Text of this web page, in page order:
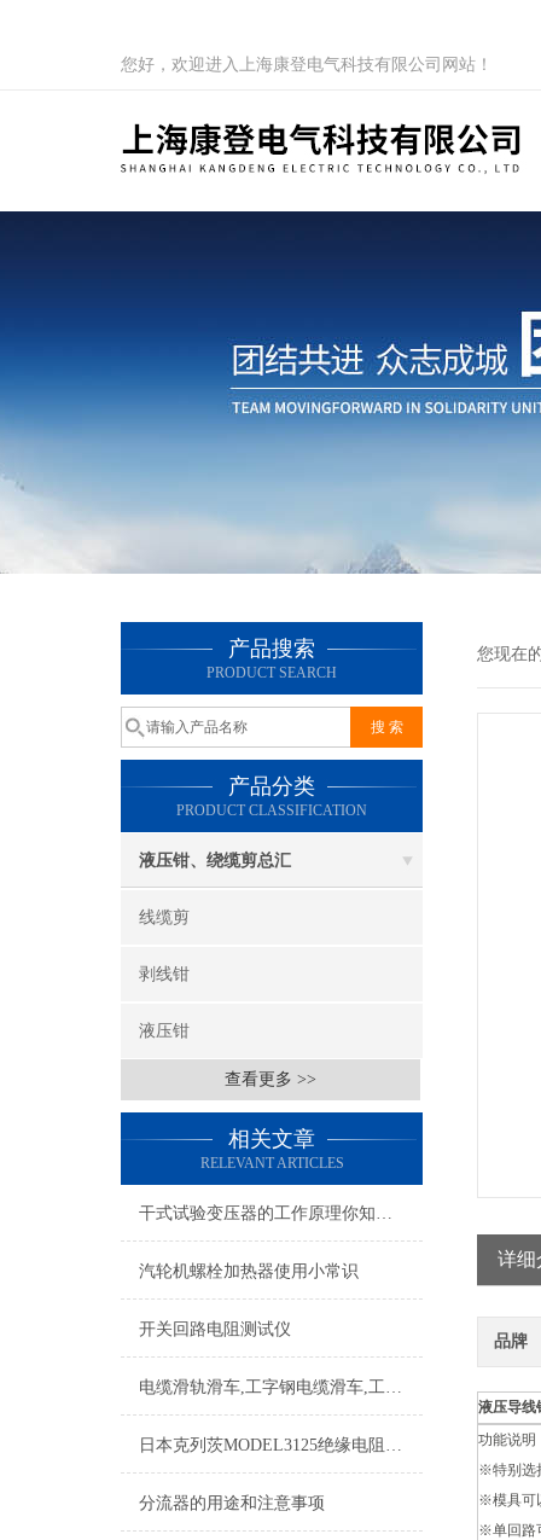
您好，欢迎进入上海康登电气科技有限公司网站！
产品搜索
PRODUCT SEARCH
产品分类
PRODUCT CLASSIFICATION
液压钳、绕缆剪总汇
线缆剪
剥线钳
液压钳
查看更多 >>
相关文章
RELEVANT ARTICLES
干式试验变压器的工作原理你知道吗？
汽轮机螺栓加热器使用小常识
开关回路电阻测试仪
电缆滑轨滑车,工字钢电缆滑车,工字钢滑车,电缆传导滑车
日本克列茨MODEL3125绝缘电阻测试仪特点
分流器的用途和注意事项
您现在
详细
品牌
液压导线
功能说明
※特别选
※模具可
※单回路